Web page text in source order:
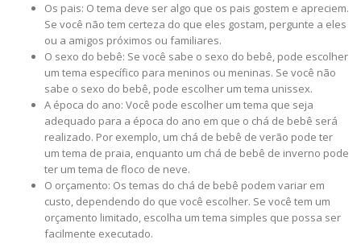
Os pais: O tema deve ser algo que os pais gostem e apreciem.
Se você não tem certeza do que eles gostam, pergunte a eles
ou a amigos próximos ou familiares.
O sexo do bebê: Se você sabe o sexo do bebê, pode escolher
um tema específico para meninos ou meninas. Se você não
sabe o sexo do bebê, pode escolher um tema unissex.
A época do ano: Você pode escolher um tema que seja
adequado para a época do ano em que o chá de bebê será
realizado. Por exemplo, um chá de bebê de verão pode ter
um tema de praia, enquanto um chá de bebê de inverno pode
ter um tema de floco de neve.
O orçamento: Os temas do chá de bebê podem variar em
custo, dependendo do que você escolher. Se você tem um
orçamento limitado, escolha um tema simples que possa ser
facilmente executado.